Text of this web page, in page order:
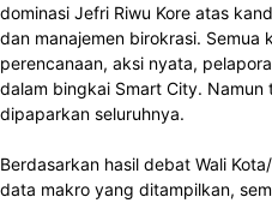
dominasi Jefri Riwu Kore atas
dan manajemen birokrasi. Semua
perencanaan, aksi nyata,
dalam bingkai Smart City.
dipaparkan seluruhnya.
Berdasarkan hasil debat Wali
data makro yang ditampilkan,